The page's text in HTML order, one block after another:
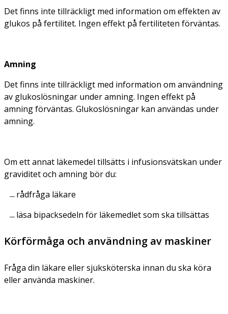
Det finns inte tillräckligt med information om effekten av
glukos på fertilitet. Ingen effekt på fertiliteten förväntas.
Amning
Det finns inte tillräckligt med information om användning
av glukoslösningar under amning. Ingen effekt på
amning förväntas. Glukoslösningar kan användas under
amning.
Om ett annat läkemedel tillsätts i infusionsvätskan under
graviditet och amning bör du:
rådfråga läkare
läsa bipacksedeln för läkemedlet som ska tillsättas
Körförmåga och användning av maskiner
Fråga din läkare eller sjuksköterska innan du ska köra
eller använda maskiner.